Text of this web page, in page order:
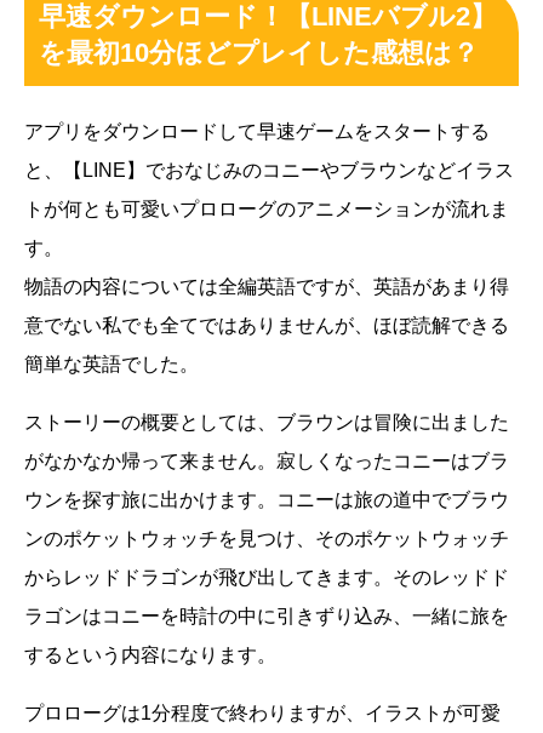
早速ダウンロード！【LINEバブル2】
を最初10分ほどプレイした感想は？
アプリをダウンロードして早速ゲームをスタートする
と、【LINE】でおなじみのコニーやブラウンなどイラス
トが何とも可愛いプロローグのアニメーションが流れま
す。
物語の内容については全編英語ですが、英語があまり得
意でない私でも全てではありませんが、ほぼ読解できる
簡単な英語でした。
ストーリーの概要としては、ブラウンは冒険に出ました
がなかなか帰って来ません。寂しくなったコニーはブラ
ウンを探す旅に出かけます。コニーは旅の道中でブラウ
ンのポケットウォッチを見つけ、そのポケットウォッチ
からレッドドラゴンが飛び出してきます。そのレッドド
ラゴンはコニーを時計の中に引きずり込み、一緒に旅を
するという内容になります。
プロローグは1分程度で終わりますが、イラストが可愛